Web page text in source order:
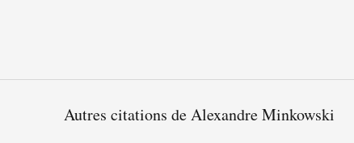
Autres citations de Alexandre Minkowski